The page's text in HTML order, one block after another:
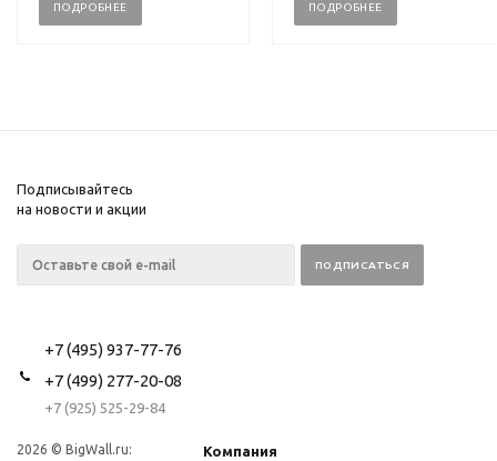
ПОДРОБНЕЕ ПОДРОБНЕЕ
Подписывайтесь
на новости и акции
+7 (495) 937-77-76
+7 (499) 277-20-08
+7 (925) 525-29-84
2026 © BigWall.ru:
Компания